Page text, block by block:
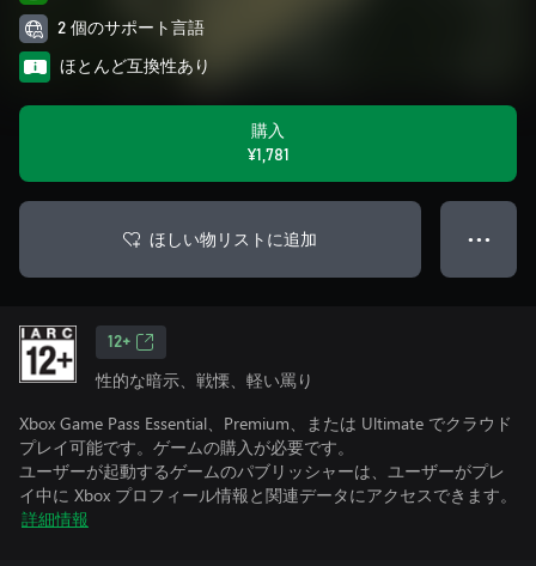
2 個のサポート言語
ほとんど互換性あり
購入
¥1,781
ほしい物リストに追加 ● ● ●
12+
性的な暗示、戦慄、軽い罵り
Xbox Game Pass Essential、Premium、または Ultimate でクラウド
プレイ可能です。ゲームの購入が必要です。
ユーザーが起動するゲームのパブリッシャーは、ユーザーがプレ
イ中に Xbox プロフィール情報と関連データにアクセスできます。
詳細情報